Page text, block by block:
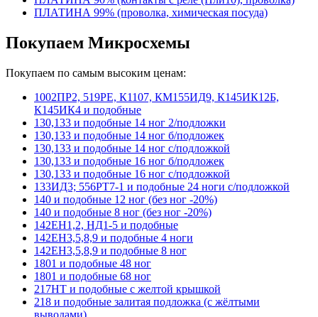
ПЛАТИНА 99% (проволка, химическая посуда)
Покупаем Микросхемы
Покупаем по самым высоким ценам:
1002ПР2, 519РЕ, К1107, КМ155ИД9, К145ИК12Б,
К145ИК4 и подобные
130,133 и подобные 14 ног 2/подложки
130,133 и подобные 14 ног б/подложек
130,133 и подобные 14 ног с/подложкой
130,133 и подобные 16 ног б/подложек
130,133 и подобные 16 ног с/подложкой
133ИД3; 556РТ7-1 и подобные 24 ноги с/подложкой
140 и подобные 12 ног (без ног -20%)
140 и подобные 8 ног (без ног -20%)
142ЕН1,2, НД1-5 и подобные
142ЕН3,5,8,9 и подобные 4 ноги
142ЕН3,5,8,9 и подобные 8 ног
1801 и подобные 48 ног
1801 и подобные 68 ног
217НТ и подобные с желтой крышкой
218 и подобные залитая подложка (с жёлтыми
выводами)